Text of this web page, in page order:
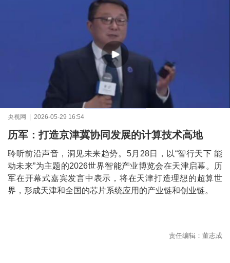
央视网 | 2026-05-29 16:54
历军：打造京津冀协同发展的计算技术高地
聆听前沿声音，洞见未来趋势。5月28日，以“智行天下 能
动未来”为主题的2026世界智能产业博览会在天津启幕。历
军在开幕式嘉宾发言中表示，将在天津打造理想的超算世
界，形成天津和全国的芯片系统应用的产业链和创业链。